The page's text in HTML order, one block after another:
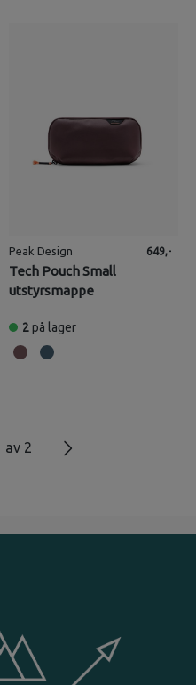
Peak Design
Tech Pouch Small
utstyrsmappe
649,-
2på lager
av 2